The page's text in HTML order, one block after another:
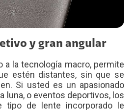
y gran angular
a la tecnología macro, permite
estén distantes, sin que se
Si usted es un apasionado
luna, o eventos deportivos, los
tipo de lente incorporado le